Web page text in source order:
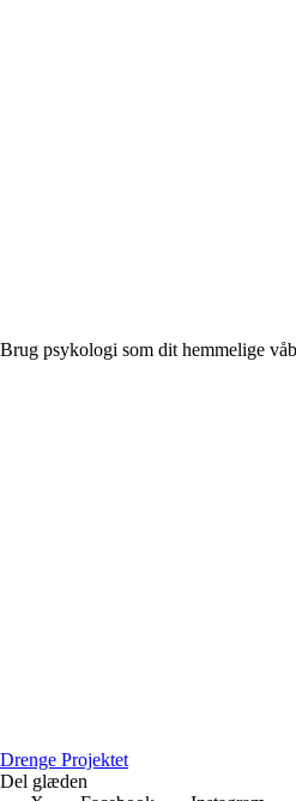
Brug psykologi som dit hemmelige
Drenge Projektet
Del glæden